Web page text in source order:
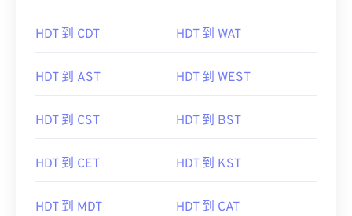
HDT 到 CDT HDT 到 WAT
HDT 到 AST HDT 到 WEST
HDT 到 CST HDT 到 BST
HDT 到 CET HDT 到 KST
HDT 到 MDT HDT 到 CAT